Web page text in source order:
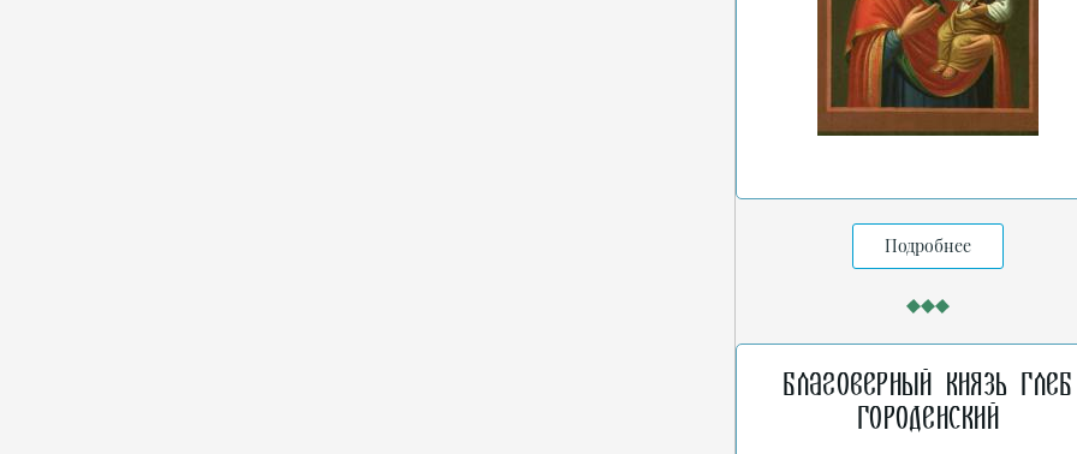
Подробнее
Благоверный князь Глеб
Городенский